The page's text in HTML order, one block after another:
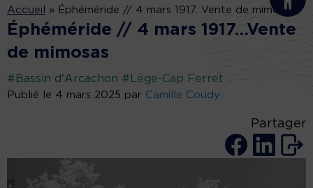
Accueil » Éphéméride // 4 mars 1917…Vente de mimosas
Éphéméride // 4 mars 1917…Vente
de mimosas
#Bassin d'Arcachon #Lège-Cap Ferret
Publié le 4 mars 2025 par Camille Coudy
Partager